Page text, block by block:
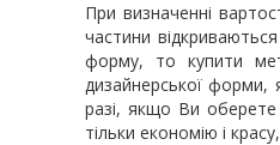
При визначенні
частини
форму, то купити
дизайнерської форми,
разі, якщо Ви оберете
тільки економію і